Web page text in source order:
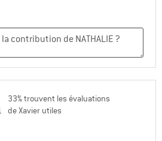
33% trouvent les évaluations
de Xavier utiles